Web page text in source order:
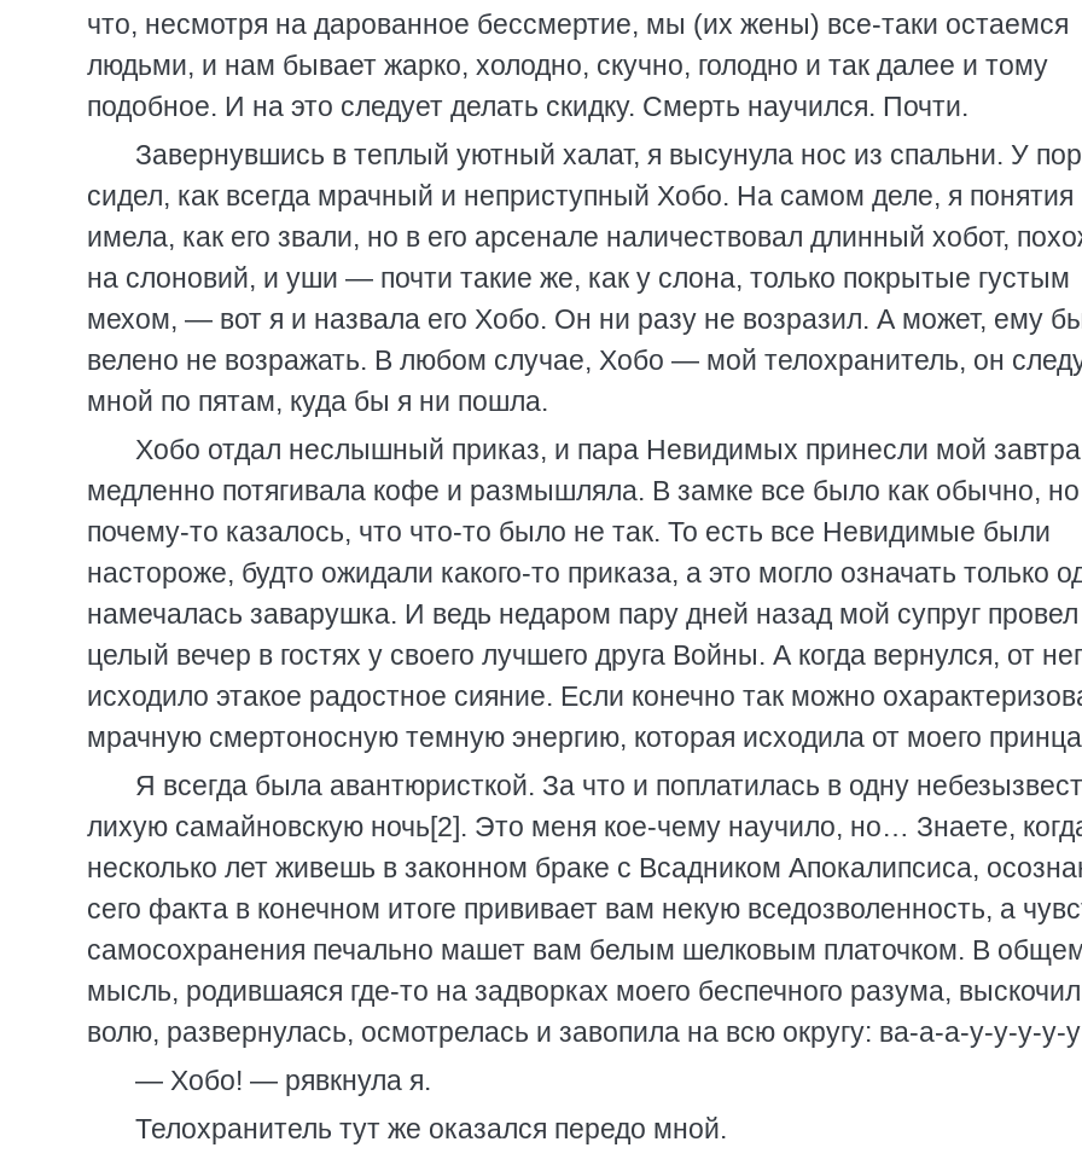
что, несмотря на дарованное бессмертие, мы (их жены) все-таки остаемся
людьми, и нам бывает жарко, холодно, скучно, голодно и так далее и тому
подобное. И на это следует делать скидку. Смерть научился. Почти.
Завернувшись в теплый уютный халат, я высунула нос из спальни. У
сидел, как всегда мрачный и неприступный Хобо. На самом деле, я понятия
имела, как его звали, но в его арсенале наличествовал длинный хобот,
на слоновий, и уши — почти такие же, как у слона, только покрытые густым
мехом, — вот я и назвала его Хобо. Он ни разу не возразил. А может, ему
велено не возражать. В любом случае, Хобо — мой телохранитель, он
мной по пятам, куда бы я ни пошла.
Хобо отдал неслышный приказ, и пара Невидимых принесли мой
медленно потягивала кофе и размышляла. В замке все было как обычно,
почему-то казалось, что что-то было не так. То есть все Невидимые были
настороже, будто ожидали какого-то приказа, а это могло означать только
намечалась заварушка. И ведь недаром пару дней назад мой супруг провел
целый вечер в гостях у своего лучшего друга Войны. А когда вернулся, от
исходило этакое радостное сияние. Если конечно так можно
мрачную смертоносную темную энергию, которая исходила от моего
Я всегда была авантюристкой. За что и поплатилась в одну
лихую самайновскую ночь[2]. Это меня кое-чему научило, но… Знаете,
несколько лет живешь в законном браке с Всадником Апокалипсиса,
сего факта в конечном итоге прививает вам некую вседозволенность, а
самосохранения печально машет вам белым шелковым платочком. В
мысль, родившаяся где-то на задворках моего беспечного разума,
волю, развернулась, осмотрелась и завопила на всю округу: ва-а-а-у-у-у-у-
— Хобо! — рявкнула я.
Телохранитель тут же оказался передо мной.